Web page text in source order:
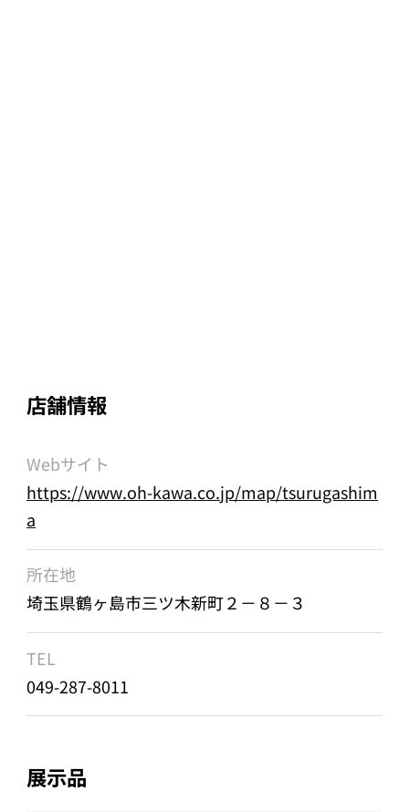
店舗情報
Webサイト
https://www.oh-kawa.co.jp/map/tsurugashim
a
所在地
埼玉県鶴ヶ島市三ツ木新町２－８－３
TEL
049-287-8011
展示品